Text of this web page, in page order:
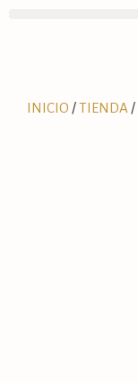
INICIO /TIENDA /